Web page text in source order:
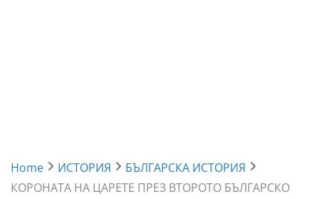
Home ИСТОРИЯ
БЪЛГАРСКА ИСТОРИЯ
КОРОНАТА НА ЦАРЕТЕ ПРЕЗ ВТОРОТО БЪЛГАРСКО